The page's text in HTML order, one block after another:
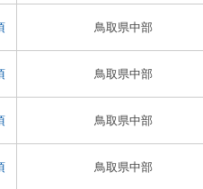
鳥取県中部
鳥取県中部
鳥取県中部
鳥取県中部